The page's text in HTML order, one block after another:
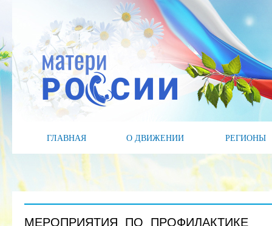
ГЛАВНАЯ О ДВИЖЕНИИ РЕГИОНЫ
МЕРОПРИЯТИЯ ПО ПРОФИЛАКТИКЕ